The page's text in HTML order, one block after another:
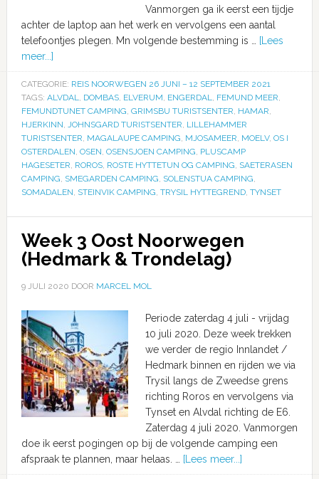
Vanmorgen ga ik eerst een tijdje
achter de laptop aan het werk en vervolgens een aantal
telefoontjes plegen. Mn volgende bestemming is …
[Lees
meer...]
CATEGORIE: REIS NOORWEGEN 26 JUNI – 12 SEPTEMBER 2021
TAGS: ALVDAL, DOMBAS, ELVERUM, ENGERDAL, FEMUND MEER,
FEMUNDTUNET CAMPING, GRIMSBU TURISTSENTER, HAMAR,
HJERKINN, JOHNSGARD TURISTSENTER, LILLEHAMMER
TURISTSENTER, MAGALAUPE CAMPING, MJOSAMEER, MOELV, OS I
OSTERDALEN, OSEN, OSENSJOEN CAMPING, PLUSCAMP
HAGESETER, ROROS, ROSTE HYTTETUN OG CAMPING, SAETERASEN
CAMPING, SMEGARDEN CAMPING, SOLENSTUA CAMPING,
SOMADALEN, STEINVIK CAMPING, TRYSIL HYTTEGREND, TYNSET
Week 3 Oost Noorwegen
(Hedmark & Trondelag)
9 JULI 2020 DOOR MARCEL MOL
Periode zaterdag 4 juli - vrijdag
10 juli 2020. Deze week trekken
we verder de regio Innlandet /
Hedmark binnen en rijden we via
Trysil langs de Zweedse grens
richting Roros en vervolgens via
Tynset en Alvdal richting de E6.
Zaterdag 4 juli 2020. Vanmorgen
doe ik eerst pogingen op bij de volgende camping een
afspraak te plannen, maar helaas. …
[Lees meer...]